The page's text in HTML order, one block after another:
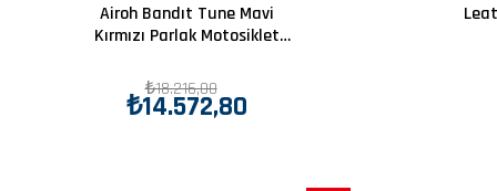
Airoh Bandıt Tune Mavi
Kırmızı Parlak Motosiklet
₺14.572,80
₺18.216,00